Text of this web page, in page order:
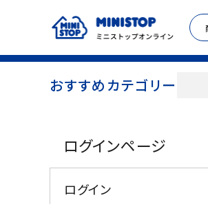
おすすめカテゴリー
ログイン person 新規登録
ログインページ
ログイン